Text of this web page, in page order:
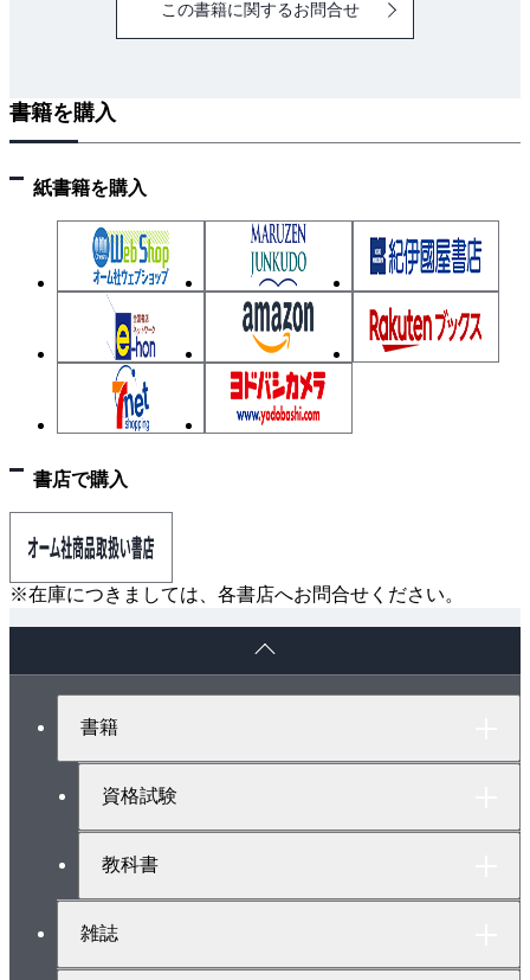
この書籍に関するお問合せ
書籍を購入
紙書籍を購入
書店で購入
※在庫につきましては、各書店へお問合せください。
書籍
資格試験
教科書
雑誌